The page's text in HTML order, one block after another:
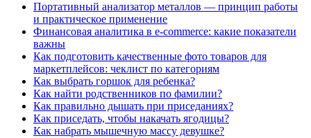
Портативный анализатор металлов — принцип работы
и практическое применение
Финансовая аналитика в e-commerce: какие показатели
важны
Как подготовить качественные фото товаров для
маркетплейсов: чеклист по категориям
Как выбрать горшок для ребенка?
Как найти родственников по фамилии?
Как правильно дышать при приседаниях?
Как приседать, чтобы накачать ягодицы?
Как набрать мышечную массу девушке?